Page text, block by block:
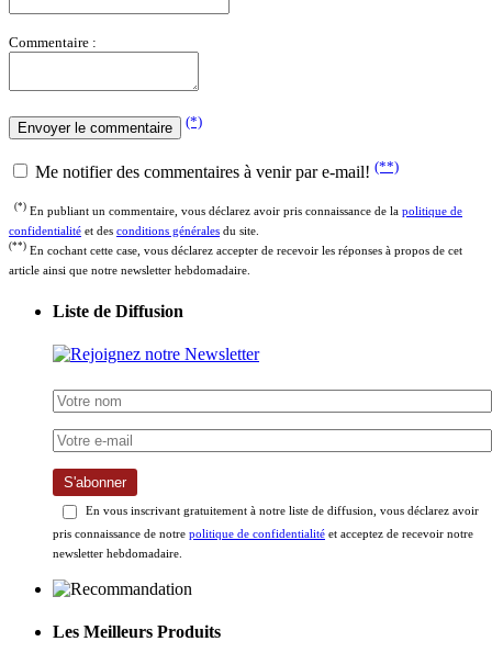
Commentaire :
(*)
Me notifier des commentaires à venir par e-mail! (**)
(*) En publiant un commentaire, vous déclarez avoir pris connaissance de la politique de
confidentialité et des conditions générales du site.
(**) En cochant cette case, vous déclarez accepter de recevoir les réponses à propos de cet
article ainsi que notre newsletter hebdomadaire.
Liste de Diffusion
S'abonner
En vous inscrivant gratuitement à notre liste de diffusion, vous déclarez avoir
pris connaissance de notre politique de confidentialité et acceptez de recevoir notre
newsletter hebdomadaire.
Les Meilleurs Produits